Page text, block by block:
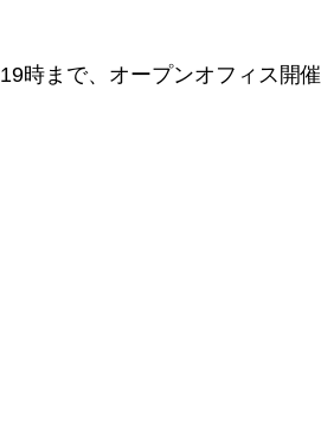
Annex開店 取扱店 のげやまくん
時まで、オープンオフィス開催